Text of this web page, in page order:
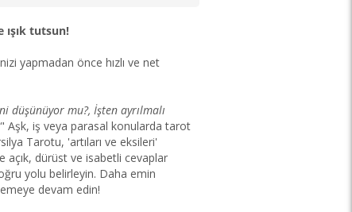
ışık tutsun!
yapmadan önce hızlı ve net
düşünüyor mu?, İşten ayrılmalı
" Aşk, iş veya parasal konularda tarot
Tarotu, 'artıları ve eksileri'
açık, dürüst ve isabetli cevaplar
yolu belirleyin. Daha emin
devam edin!